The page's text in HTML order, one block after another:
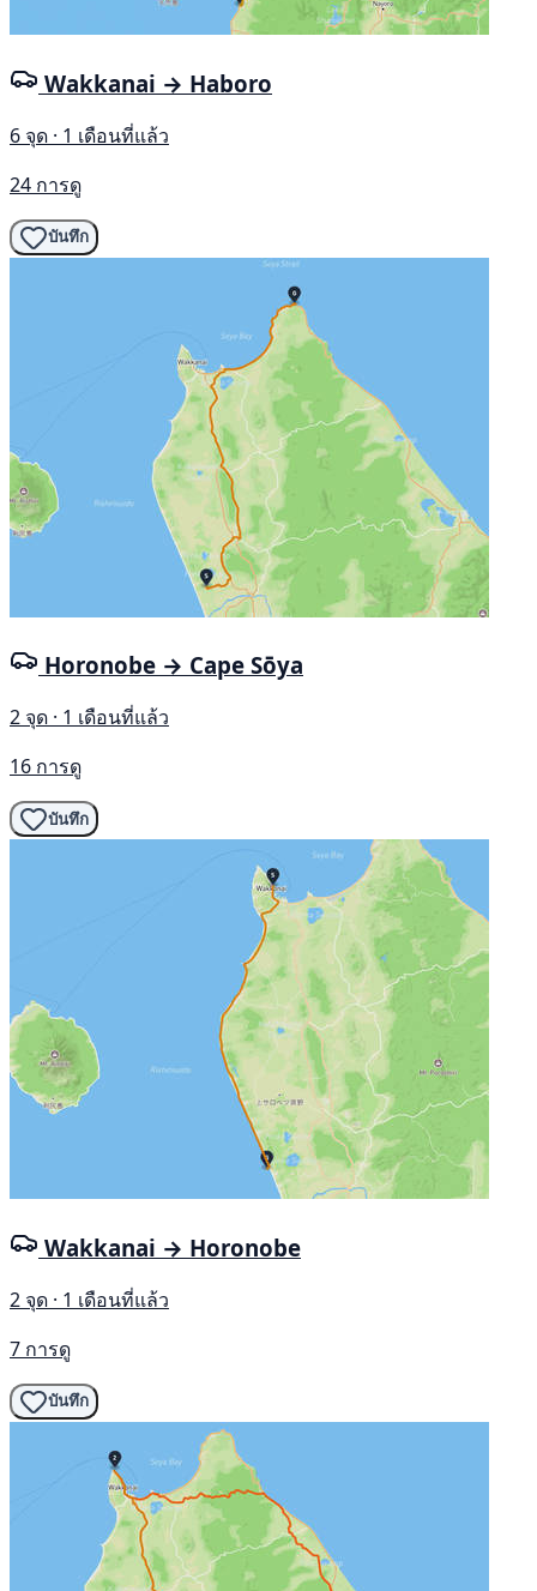
Wakkanai → Haboro
6 จุด · 1 เดือนที่แล้ว
24 การดู
บันทึก
Horonobe → Cape Sōya
2 จุด · 1 เดือนที่แล้ว
16 การดู
บันทึก
Wakkanai → Horonobe
2 จุด · 1 เดือนที่แล้ว
7 การดู
บันทึก